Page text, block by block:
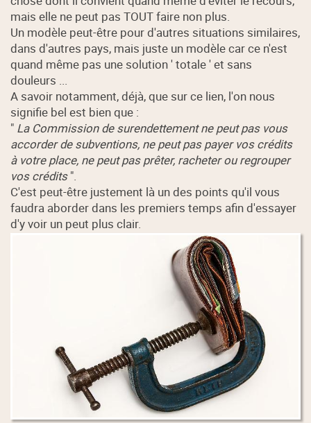
mais elle ne peut pas TOUT faire non plus.
Un modèle peut-être pour d'autres situations similaires,
dans d'autres pays, mais juste un modèle car ce n'est
quand même pas une solution ' totale ' et sans
douleurs ...
A savoir notamment, déjà, que sur ce lien, l'on nous
signifie bel est bien que :
" La Commission de surendettement ne peut pas vous
accorder de subventions, ne peut pas payer vos crédits
à votre place, ne peut pas prêter, racheter ou regrouper
vos crédits".
C'est peut-être justement là un des points qu'il vous
faudra aborder dans les premiers temps afin d'essayer
d'y voir un peut plus clair.